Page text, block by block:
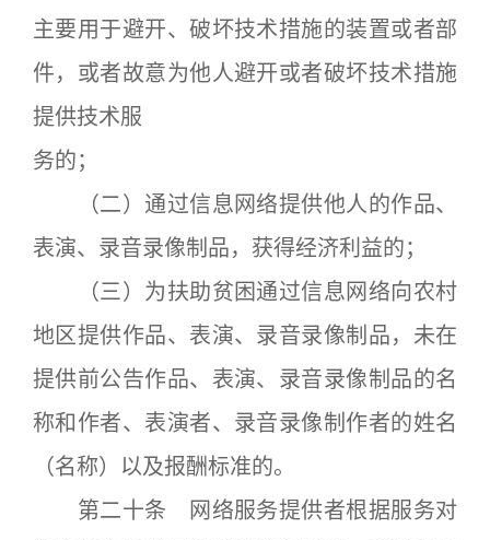
主要用于避开、破坏技术措施的装置或者部
件，或者故意为他人避开或者破坏技术措施
提供技术服
务的；
（二）通过信息网络提供他人的作品、
表演、录音录像制品，获得经济利益的；
（三）为扶助贫困通过信息网络向农村
地区提供作品、表演、录音录像制品，未在
提供前公告作品、表演、录音录像制品的名
称和作者、表演者、录音录像制作者的姓名
（名称）以及报酬标准的。
第二十条 网络服务提供者根据服务对